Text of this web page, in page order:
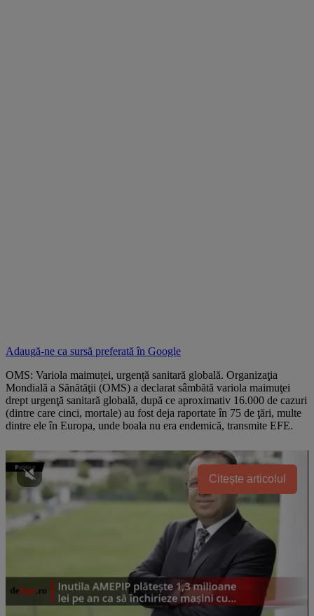
Adaugă-ne ca sursă preferată în Google
OMS: Variola maimuței, urgență sanitară globală. Organizaţia
Mondială a Sănătăţii (OMS) a declarat sâmbătă variola maimuţei
drept urgenţă sanitară globală, după ce aproximativ 16.000 de cazuri
(dintre care cinci, mortale) au fost deja raportate în 75 de ţări, multe
dintre ele în Europa, unde boala nu era endemică, transmite EFE.
Citește articolul